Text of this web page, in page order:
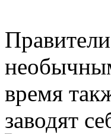
время
заводят